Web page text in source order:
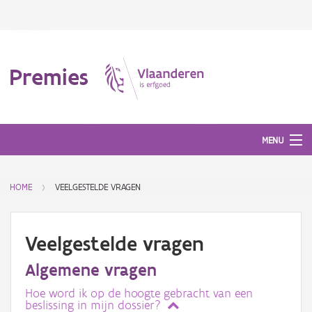
Premies
MENU
Aanmelden
HOME VEELGESTELDE VRAGEN
Veelgestelde vragen
Algemene vragen
Hoe word ik op de hoogte gebracht van een
beslissing in mijn dossier?